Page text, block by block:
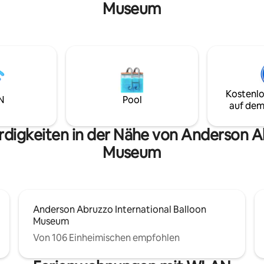
Bauernmarkt, zu Bistros,
die du dir
mit der Gemütlichkeit deines
Bauernhauses. Wir
Haus nebenan und helfen dir
Herd aufgrund der Corrales-
Schreibtisch, Kleiderbügel und
einen Blick auf die Sandia-
Balloon Fiesta Park ist in der
Ballons fliegen das ganze Jahr
Nähe. An der Kreuzung von
WILLKOMMEN, KEINE KATZEN.
Museum
Pool
auf
in der Nähe von Anderson
Museum
Anderson Abruzzo International Balloon
Museum
Von 106 Einheimischen empfohlen